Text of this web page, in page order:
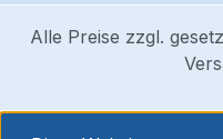
Alle Preise zzgl.